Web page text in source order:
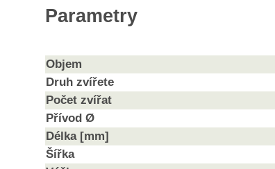
Parametry
Objem
Druh zvířete
Počet zvířat
Přívod Ø
Délka [mm]
Šířka